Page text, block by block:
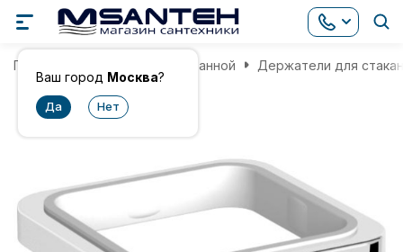
Ваш город Москва?
Главная Аксессуары для ванной Держатели для